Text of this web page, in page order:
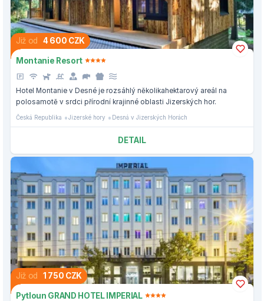
Již od 4 600 CZK
Montanie Resort
Hotel Montanie v Desné je rozsáhlý několikahektarový areál na
polosamotě v srdci přírodní krajinné oblasti Jizerských hor.
Česká Republika Jizerské hory Desná v Jizerských Horách
DETAIL
Již od 1 750 CZK
Pytloun GRAND HOTEL IMPERIAL